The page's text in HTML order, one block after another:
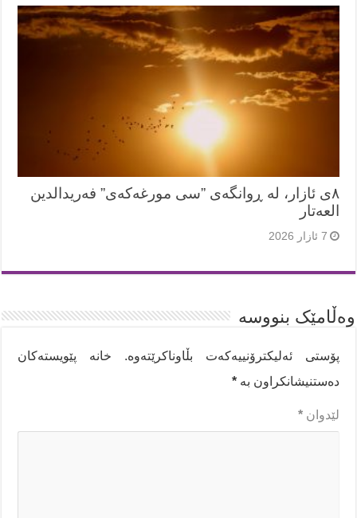
٨ی ئازار، لە ڕوانگەی ”سی مورغەکەی” فەریدالدین
العەتار
7 ئازار 2026
وەڵامێک بنووسە
پۆستی ئەلیکترۆنییەکەت بڵاوناکرێتەوە.
خانە پێویستەکان
دەستنیشانکراون بە*
لێدوان*